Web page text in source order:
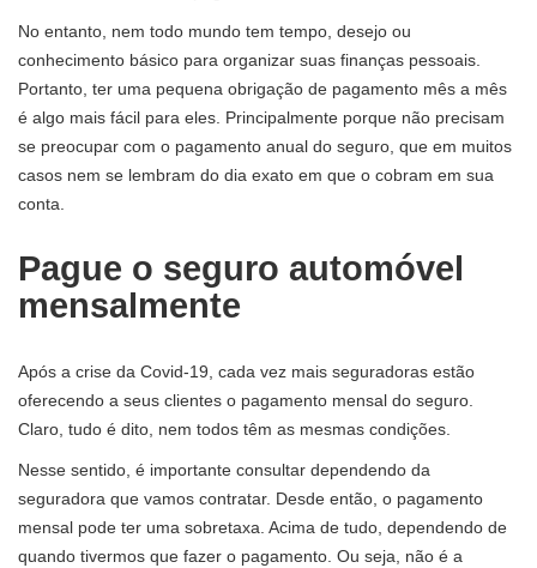
No entanto, nem todo mundo tem tempo, desejo ou
conhecimento básico para organizar suas finanças pessoais.
Portanto, ter uma pequena obrigação de pagamento mês a mês
é algo mais fácil para eles. Principalmente porque não precisam
se preocupar com o pagamento anual do seguro, que em muitos
casos nem se lembram do dia exato em que o cobram em sua
conta.
Pague o seguro automóvel
mensalmente
Após a crise da Covid-19, cada vez mais seguradoras estão
oferecendo a seus clientes o pagamento mensal do seguro.
Claro, tudo é dito, nem todos têm as mesmas condições.
Nesse sentido, é importante consultar dependendo da
seguradora que vamos contratar. Desde então, o pagamento
mensal pode ter uma sobretaxa. Acima de tudo, dependendo de
quando tivermos que fazer o pagamento. Ou seja, não é a